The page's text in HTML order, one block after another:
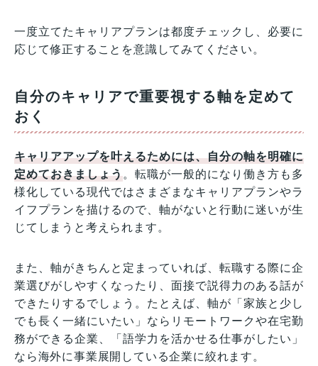
一度立てたキャリアプランは都度チェックし、必要に
応じて修正することを意識してみてください。
自分のキャリアで重要視する軸を定めて
おく
キャリアアップを叶えるためには、自分の軸を明確に
定めておきましょう。転職が一般的になり働き方も多
様化している現代ではさまざまなキャリアプランやラ
イフプランを描けるので、軸がないと行動に迷いが生
じてしまうと考えられます。
また、軸がきちんと定まっていれば、転職する際に企
業選びがしやすくなったり、面接で説得力のある話が
できたりするでしょう。たとえば、軸が「家族と少し
でも長く一緒にいたい」ならリモートワークや在宅勤
務ができる企業、「語学力を活かせる仕事がしたい」
なら海外に事業展開している企業に絞れます。